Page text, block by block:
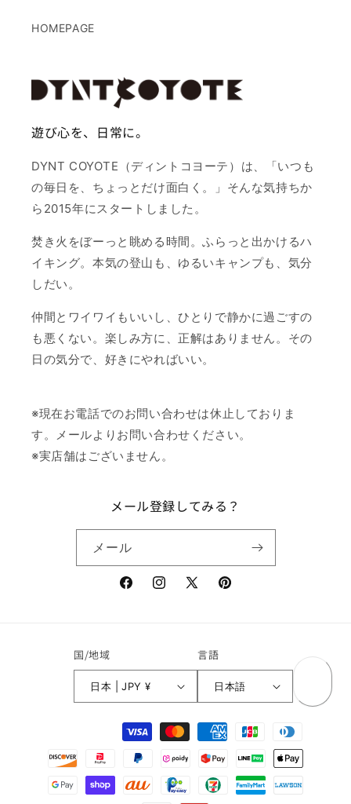
HOMEPAGE
遊び心を、日常に。
DYNT COYOTE（ディントコヨーテ）は、「いつも
の毎日を、ちょっとだけ面白く。」そんな気持ちか
ら2015年にスタートしました。
焚き火をぼーっと眺める時間。ふらっと出かけるハ
イキング。本気の登山も、ゆるいキャンプも、気分
しだい。
仲間とワイワイもいいし、ひとりで静かに過ごすの
も悪くない。楽しみ方に、正解はありません。その
日の気分で、好きにやればいい。
※現在お電話でのお問い合わせは休止しておりま
す。メールよりお問い合わせください。
※実店舗はございません。
メール登録してみる？
メール
FacebookInstagram
X
Pinterest
国/地域
日本 | JPY ¥
言語
日本語